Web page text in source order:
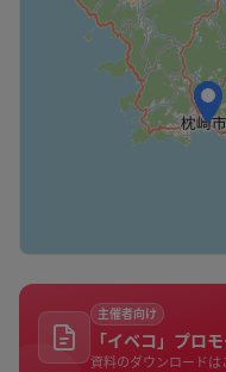
主催者向け
「イベコ」プロ
資料のダウンロードは